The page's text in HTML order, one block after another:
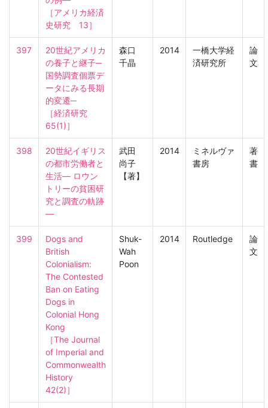
［アメリカ経済
史研究　13］
397
20世紀アメリカ
の養子と継子─
国勢調査個票デ
ータにみる長期
的変遷─
［経済研究
65(1)］
森口
千晶
2014
一橋大学経
済研究所
論
文
398
20世紀イギリス
の都市労働者と
生活― ロウン
トリーの貧困研
究と調査の軌跡
―
武田
尚子
【著】
2014
ミネルヴァ
書房
著
書
399
Dogs and
British
Colonialism:
The Contested
Ban on Eating
Dogs in
Colonial Hong
Kong
［The Journal
of Imperial and
Commonwealth
History
42(2)］
Shuk-
Wah
Poon
2014 Routledge
論
文